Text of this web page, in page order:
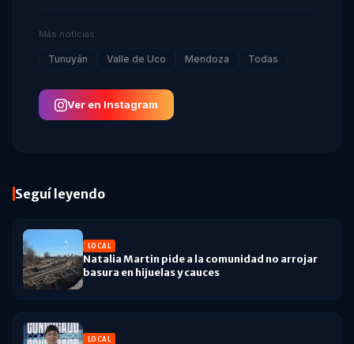
Más noticias:
Tunuyán Valle de Uco Mendoza Todas
Ver en Instagram
Seguí leyendo
LOCAL
Natalia Martin pide a la comunidad no arrojar
basura en hijuelas y cauces
LOCAL